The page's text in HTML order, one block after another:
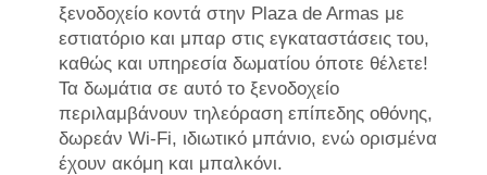
ξενοδοχείο κοντά στην Plaza de Armas με
εστιατόριο και μπαρ στις εγκαταστάσεις του,
καθώς και υπηρεσία δωματίου όποτε θέλετε!
Τα δωμάτια σε αυτό το ξενοδοχείο
περιλαμβάνουν τηλεόραση επίπεδης οθόνης,
δωρεάν Wi-Fi, ιδιωτικό μπάνιο, ενώ ορισμένα
έχουν ακόμη και μπαλκόνι.